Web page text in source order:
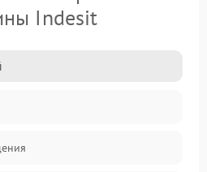
Indesit